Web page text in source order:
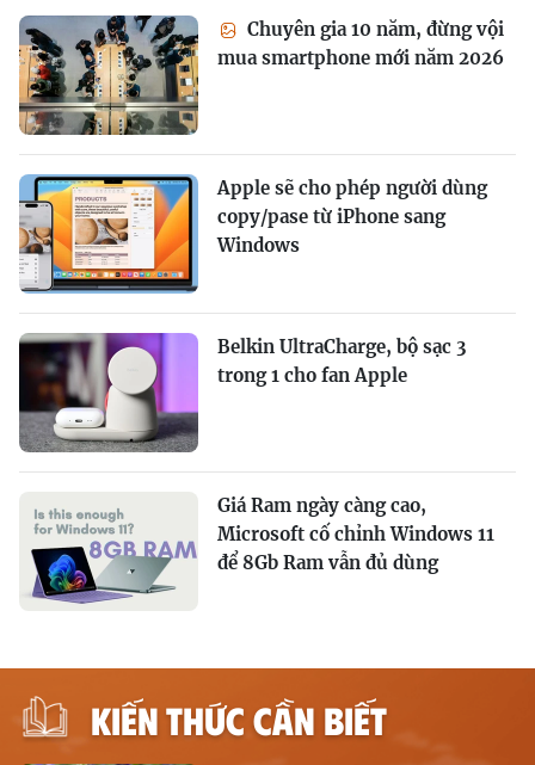
Chuyên gia 10 năm, đừng vội
mua smartphone mới năm 2026
Apple sẽ cho phép người dùng
copy/pase từ iPhone sang
Windows
Belkin UltraCharge, bộ sạc 3
trong 1 cho fan Apple
Giá Ram ngày càng cao,
Microsoft cố chỉnh Windows 11
để 8Gb Ram vẫn đủ dùng
KIẾN THỨC CẦN BIẾT